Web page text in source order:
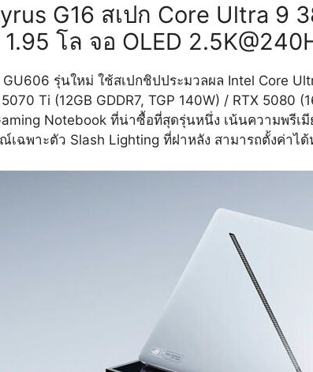
G16 สเปก Core Ultra 9
1.95 โล จอ OLED
รุ่นใหม่ ใช้สเปกชิปประมวลผล Intel Core
Ti (12GB GDDR7, TGP 140W) / RTX 5080
Notebook ที่น่าซื้อที่สุดรุ่นหนึ่ง เน้นความพรีเมี
เฉพาะตัว Slash Lighting ที่ฝาหลัง สามารถตั้งค่าไ